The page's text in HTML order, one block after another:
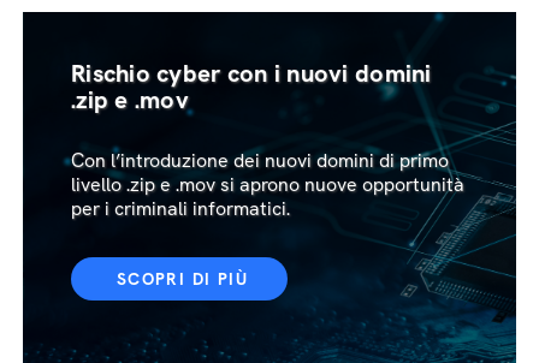
Rischio cyber con i nuovi domini
.zip e .mov
Con l’introduzione dei nuovi domini di primo
livello .zip e .mov si aprono nuove opportunità
per i criminali informatici.
SCOPRI DI PIÙ